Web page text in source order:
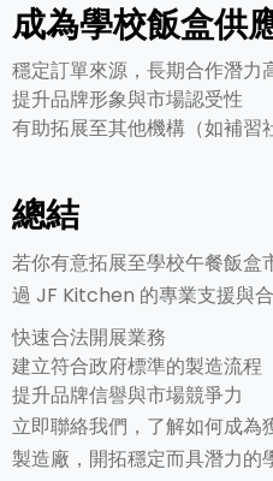
成為學校飯盒供
穩定訂單來源，長期合作潛力
提升品牌形象與市場認受性
有助拓展至其他機構（如補習
總結
若你有意拓展至學校午餐飯盒
過 JF Kitchen 的專業支援與
快速合法開展業務
建立符合政府標準的製造流程
提升品牌信譽與市場競爭力
立即聯絡我們，了解如何成為
製造廠，開拓穩定而具潛力的